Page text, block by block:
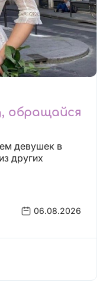
обращайся
06.08.2026